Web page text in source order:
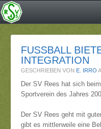
FUSSBALL
NTEGRATION
GESCHRIEBEN VON E. IRRO
Der SV Rees hat sich
Sportverein des Jahres
Der SV Rees geht mit
gibt es mittlerweile eine